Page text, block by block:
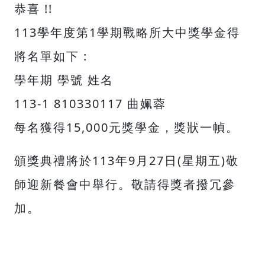
恭喜 !!
113學年度第1學期戰略所大中獎學金得
將名單如下 :
學年期 學號 姓名
113-1 810330117 曲姵蓉
每名獲得15,000元獎學金，獎狀一幀。
頒獎典禮將於113年9月27日(星期五)敬
師迎新餐會中舉行。敬請得獎者撥冗參
加。